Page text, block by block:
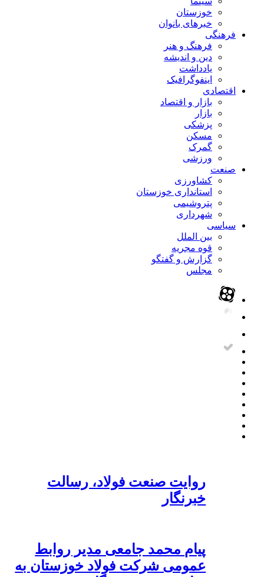
خوزستان
خبرهای بانوان
فرهنگی
فرهنگ و هنر
دین و اندیشه
یادداشت
اینفوگرافیک
اقتصادی
بازار و اقتصاد
بازار
پزشکی
مسکن
گمرک
ورزشی
صنعت
کشاورزی
استانداری خوزستان
پتروشیمی
شهرداری
سیاسی
بین الملل
قوه مجریه
گزارش و گفتگو
مجلس
روایت صنعت فولاد،‌ رسالت
خبرنگار
پیام محمد جامعی مدیر روابط
عمومی شرکت فولاد خوزستان به